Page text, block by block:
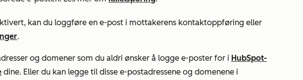
kan du loggføre en e-post i mottakerens kontaktoppføring eller
.
og domener som du aldri ønsker å logge e-poster for i HubSpot-
dine. Eller du kan legge til disse e-postadressene og domenene i